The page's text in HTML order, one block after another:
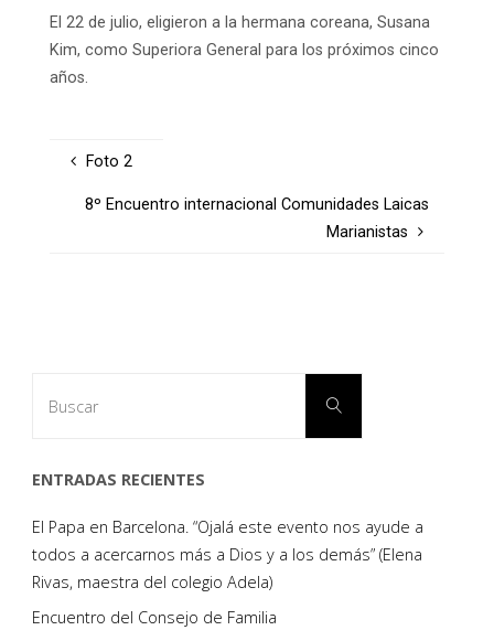
El 22 de julio, eligieron a la hermana coreana, Susana
Kim, como Superiora General para los próximos cinco
años.
Foto 2
8º Encuentro internacional Comunidades Laicas
Marianistas
Buscar
ENTRADAS RECIENTES
El Papa en Barcelona. “Ojalá este evento nos ayude a
todos a acercarnos más a Dios y a los demás” (Elena
Rivas, maestra del colegio Adela)
Encuentro del Consejo de Familia